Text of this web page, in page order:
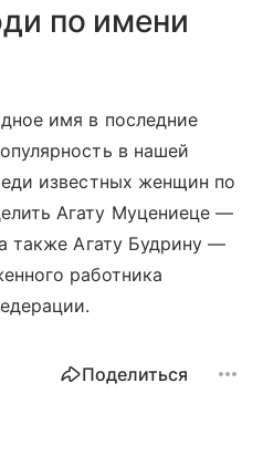
по имени
имя в последние
в нашей
известных женщин по
Агату Муцениеце —
также Агату Будрину —
работника
Поделиться